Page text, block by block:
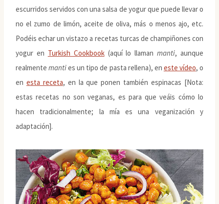
escurridos servidos con una salsa de yogur que puede llevar o
no el zumo de limón, aceite de oliva, más o menos ajo, etc.
Podéis echar un vistazo a recetas turcas de champiñones con
yogur en Turkish Cookbook(aquí lo llamanmanti, aunque
realmentemanties un tipo de pasta rellena), en este vídeo, o
en esta receta, en la que ponen también espinacas [Nota:
estas recetas no son veganas, es para que veáis cómo lo
hacen tradicionalmente; la mía es una veganización y
adaptación].